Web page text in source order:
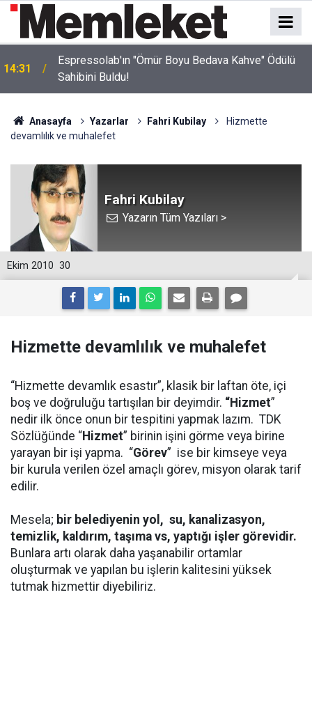
14:31
Espressolab'ın "Ömür Boyu Bedava Kahve" Ödülü
Sahibini Buldu!
Anasayfa Yazarlar Fahri Kubilay
Hizmette
devamlılık ve muhalefet
Fahri Kubilay
Yazarın Tüm Yazıları >
30
Ekim 2010
Hizmette devamlılık ve muhalefet
“Hizmette devamlık esastır”, klasik bir laftan öte, içi
boş ve doğruluğu tartışılan bir deyimdir. “Hizmet”
nedir ilk önce onun bir tespitini yapmak lazım. TDK
Sözlüğünde “Hizmet” birinin işini görme veya birine
yarayan bir işi yapma. “Görev” ise bir kimseye veya
bir kurula verilen özel amaçlı görev, misyon olarak tarif
edilir.
Mesela; bir belediyenin yol, su, kanalizasyon,
temizlik, kaldırım, taşıma vs, yaptığı işler görevidir.
Bunlara artı olarak daha yaşanabilir ortamlar
oluşturmak ve yapılan bu işlerin kalitesini yüksek
tutmak hizmettir diyebiliriz.